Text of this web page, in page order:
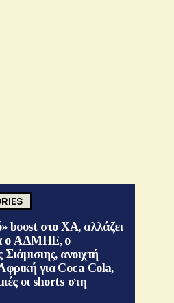
boost στο ΧΑ, αλλάζει
ο ΑΔΜΗΕ, ο
ανοιχτή
για Coca Cola,
οι shorts στη